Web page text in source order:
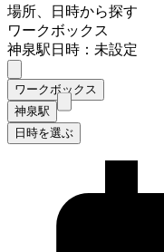
場所、日時から探す
ワークボックス
神泉駅日時：未設定
ワークボックス
神泉駅
日時を選ぶ